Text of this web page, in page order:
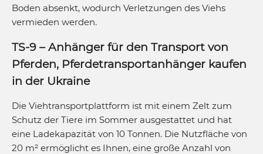
Boden absenkt, wodurch Verletzungen des Viehs
vermieden werden.
TS-9 – Anhänger für den Transport von
Pferden, Pferdetransportanhänger kaufen
in der Ukraine
Die Viehtransportplattform ist mit einem Zelt zum
Schutz der Tiere im Sommer ausgestattet und hat
eine Ladekapazität von 10 Tonnen. Die Nutzfläche von
20 m² ermöglicht es Ihnen, eine große Anzahl von